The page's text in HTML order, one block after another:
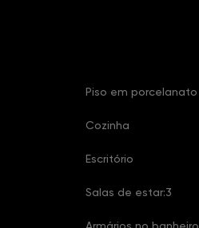
Piso em porcelanato
Cozinha
Escritório
Salas de estar:3